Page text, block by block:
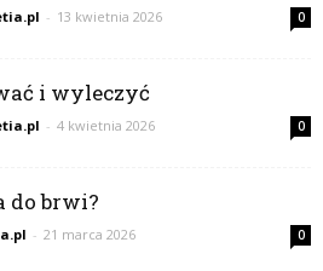
- 13 kwietnia 2026 0
i wyleczyć
- 4 kwietnia 2026 0
do brwi?
- 21 marca 2026 0